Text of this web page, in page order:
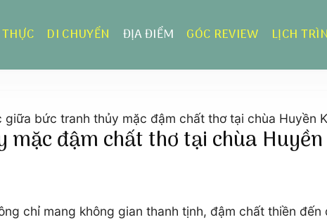
DI CHUYỂN ĐỊA ĐIỂM GÓC REVIEW LỊCH
giữa bức tranh thủy mặc đậm chất thơ tại chùa Huyền
đậm chất thơ tại chùa
chỉ mang không gian thanh tịnh, đậm chất thiền